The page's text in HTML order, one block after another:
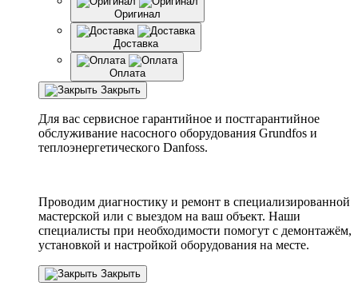
Оригинал
Доставка
Оплата
Закрыть
Для вас сервисное гарантийное и постгарантийное
обслуживание насосного оборудования Grundfos и
теплоэнергетического Danfoss.
Проводим диагностику и ремонт в специализированной
мастерской или с выездом на ваш объект. Наши
специалисты при необходимости помогут с демонтажём,
установкой и настройкой оборудования на месте.
Закрыть